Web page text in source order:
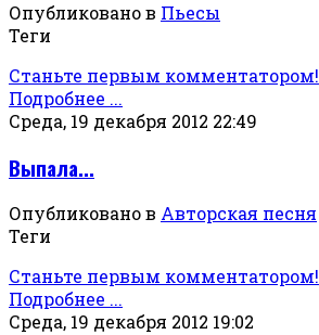
Опубликовано в Пьесы
Теги
Станьте первым комментатором!
Подробнее ...
Среда, 19 декабря 2012 22:49
Выпала...
Опубликовано в Авторская песня
Теги
Станьте первым комментатором!
Подробнее ...
Среда, 19 декабря 2012 19:02